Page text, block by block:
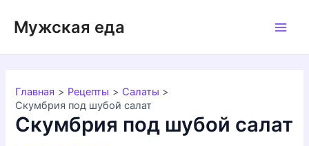
содержимому
Мужская еда
Главная Рецепты
Салаты
Скумбрия под шубой салат
Скумбрия под шубой салат